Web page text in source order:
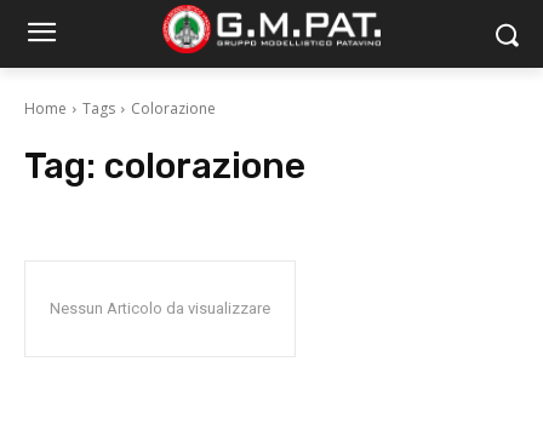
Home Tags Colorazione
Tag: colorazione
Nessun Articolo da visualizzare